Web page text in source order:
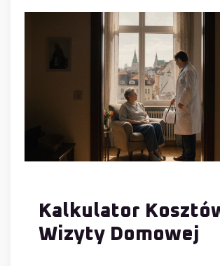
Kalkulator
Wizyty Domowej